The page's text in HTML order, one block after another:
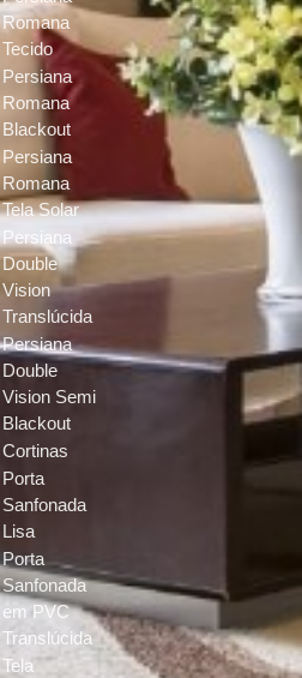
Romana
Tecido
Persiana
Romana
Blackout
Persiana
Romana
Tela Solar
Persiana
Double
Vision
Translúcida
Persiana
Double
Vision Semi
Blackout
Cortinas
Porta
Sanfonada
Lisa
Porta
Sanfonada
em PVC
Translúcida
Tela